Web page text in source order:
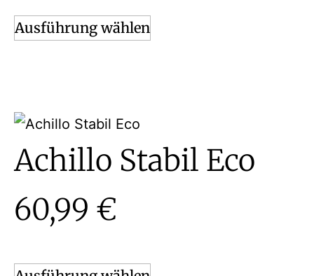
Ausführung wählen
Achillo Stabil Eco
60,99 €